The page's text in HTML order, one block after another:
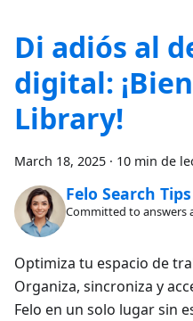
Di adiós al
digital:
Library!
March 18, 2025 · 10 min de
Felo Search
Committed to answers
Optimiza tu espacio de
Organiza, sincroniza y
Felo en un solo lugar sin